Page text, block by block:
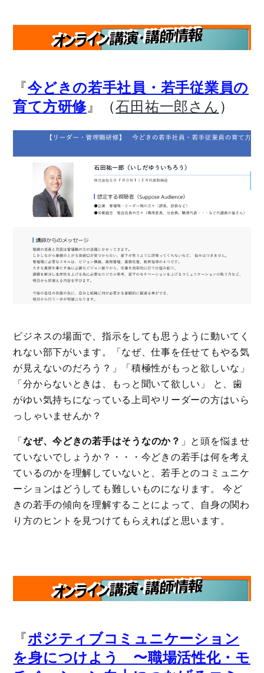
『今どきの若手社員・若手従業員の
育て方研修 』（石田祐一郎さん ）
ビジネスの場面で、指示をしても思うように動いてく
れない部下がいます。「なぜ、仕事を任せてもやる気
が見えないのだろう？」「積極性がもっと欲しいな」
「分からないときは、もっと聞いて欲しい」 と、歯
がゆい気持ちになっている上司やリーダーの方はいら
っしゃいませんか？
「なぜ、今どきの若手はそうなのか？ 」と頭を悩ませ
ていないでしょうか？・・・今どきの若手は何を考え
ているのかを理解していないと、若手とのコミュニケ
ーションはどうしても難しいものになります。 今ど
きの若手の傾向を理解することによって、自身の関わ
り方のヒントを見つけてもらえればと思います。
『ポジティブコミュニケーション
を身につけよう 〜職場活性化・モ